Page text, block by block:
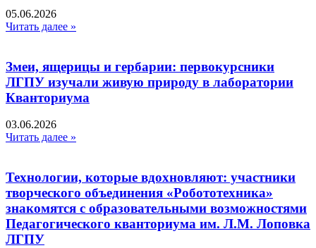
05.06.2026
Читать далее »
Змеи, ящерицы и гербарии: первокурсники
ЛГПУ изучали живую природу в лаборатории
Кванториума
03.06.2026
Читать далее »
Технологии, которые вдохновляют: участники
творческого объединения «Робототехника»
знакомятся с образовательными возможностями
Педагогического кванториума им. Л.М. Лоповка
ЛГПУ